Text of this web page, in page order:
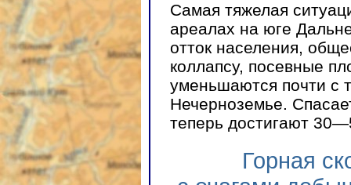
Самая тяжелая
ареалах на юге
отток населения,
коллапсу, посевные
уменьшаются почти с
Нечерноземье.
теперь достигают
Горная